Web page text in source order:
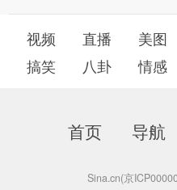
视频 直播 美图
搞笑
八卦 情感
首页 导航
Sina.cn(京